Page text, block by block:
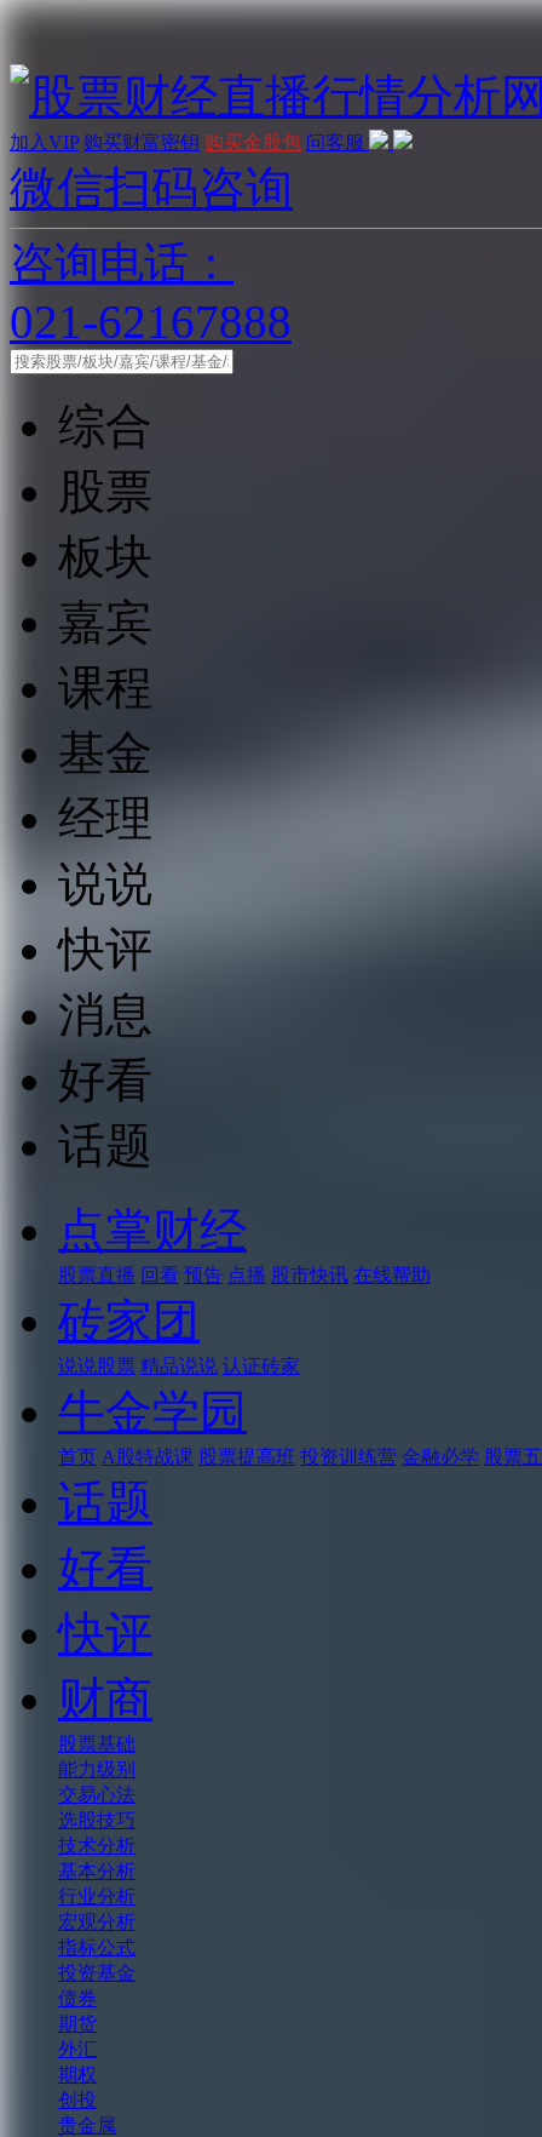
加入VIP 购买财富密钥 购买金股包 问客服
微信扫码咨询
咨询电话：
021-62167888
综合
股票
板块
嘉宾
课程
基金
经理
说说
快评
消息
好看
话题
点掌财经
股票直播 回看 预告 点播 股市快讯 在线帮助
砖家团
说说股票 精品说说 认证砖家
牛金学园
首页 A股特战课 股票提高班 投资训练营 金融必学 股票
话题
好看
快评
财商
股票基础
能力级别
交易心法
选股技巧
技术分析
基本分析
行业分析
宏观分析
指标公式
投资基金
债券
期货
外汇
期权
创投
贵金属